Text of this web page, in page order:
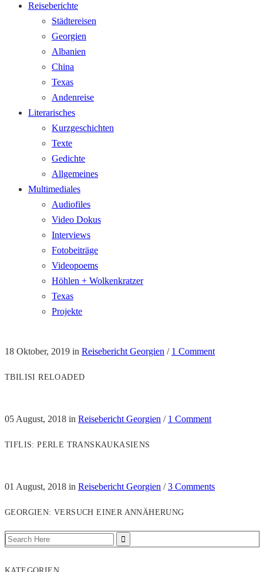
Reiseberichte
Städtereisen
Georgien
Albanien
China
Texas
Andenreise
Literarisches
Kurzgeschichten
Texte
Gedichte
Allgemeines
Multimediales
Audiofiles
Video Dokus
Interviews
Fotobeiträge
Videopoems
Höhlen + Wolkenkratzer
Texas
Projekte
18 Oktober, 2019 in Reisebericht Georgien / 1 Comment
TBILISI RELOADED
05 August, 2018 in Reisebericht Georgien / 1 Comment
TIFLIS: PERLE TRANSKAUKASIENS
01 August, 2018 in Reisebericht Georgien /3 Comments
GEORGIEN: VERSUCH EINER ANNÄHERUNG